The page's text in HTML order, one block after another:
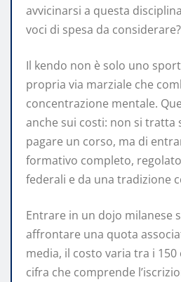
avvicinarsi a questa
voci di spesa da considerare?
Il kendo non è solo uno
propria via marziale che
concentrazione mentale.
anche sui costi: non si tratta
pagare un corso, ma di
formativo completo,
federali e da una tradizione
Entrare in un dojo milanese
affrontare una quota
media, il costo varia tra i 150
cifra che comprende